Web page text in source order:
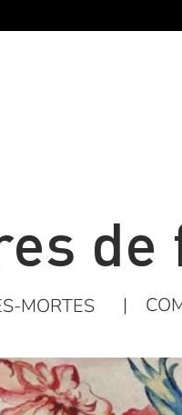
de
MORTES |